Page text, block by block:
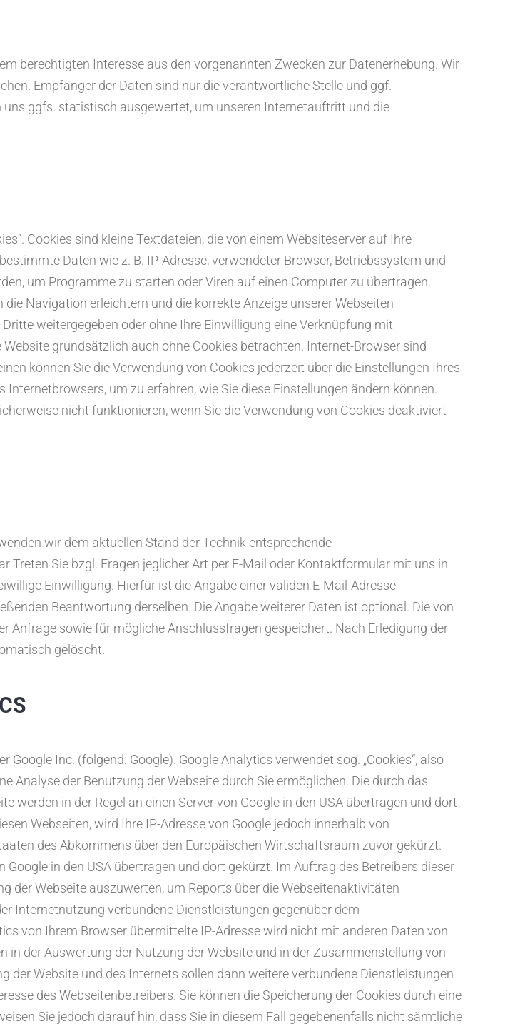
berechtigten Interesse aus den vorgenannten Zwecken zur Datenerhebung. Wir
Empfänger der Daten sind nur die verantwortliche Stelle und ggf.
ggfs. statistisch ausgewertet, um unseren Internetauftritt und die
Cookies sind kleine Textdateien, die von einem Websiteserver auf Ihre
Daten wie z. B. IP-Adresse, verwendeter Browser, Betriebssystem und
um Programme zu starten oder Viren auf einen Computer zu übertragen.
Navigation erleichtern und die korrekte Anzeige unserer Webseiten
weitergegeben oder ohne Ihre Einwilligung eine Verknüpfung mit
grundsätzlich auch ohne Cookies betrachten. Internet-Browser sind
können Sie die Verwendung von Cookies jederzeit über die Einstellungen Ihres
um zu erfahren, wie Sie diese Einstellungen ändern können.
nicht funktionieren, wenn Sie die Verwendung von Cookies deaktiviert
wir dem aktuellen Stand der Technik entsprechende
Treten Sie bzgl. Fragen jeglicher Art per E-Mail oder Kontaktformular mit uns in
Einwilligung. Hierfür ist die Angabe einer validen E-Mail-Adresse
Beantwortung derselben. Die Angabe weiterer Daten ist optional. Die von
Anfrage sowie für mögliche Anschlussfragen gespeichert. Nach Erledigung der
gelöscht.
Inc. (folgend: Google). Google Analytics verwendet sog. „Cookies“, also
Analyse der Benutzung der Webseite durch Sie ermöglichen. Die durch das
werden in der Regel an einen Server von Google in den USA übertragen und dort
Webseiten, wird Ihre IP-Adresse von Google jedoch innerhalb von
des Abkommens über den Europäischen Wirtschaftsraum zuvor gekürzt.
in den USA übertragen und dort gekürzt. Im Auftrag des Betreibers dieser
der Webseite auszuwerten, um Reports über die Webseitenaktivitäten
Internetnutzung verbundene Dienstleistungen gegenüber dem
von Ihrem Browser übermittelte IP-Adresse wird nicht mit anderen Daten von
in der Auswertung der Nutzung der Website und in der Zusammenstellung von
der Website und des Internets sollen dann weitere verbundene Dienstleistungen
des Webseitenbetreibers. Sie können die Speicherung der Cookies durch eine
Sie jedoch darauf hin, dass Sie in diesem Fall gegebenenfalls nicht sämtliche